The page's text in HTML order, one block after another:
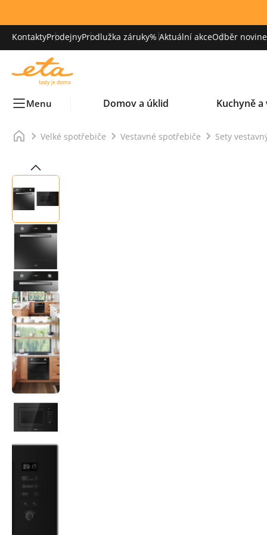
KontaktyProdejnyProdlužka záruky% Aktuální akceOdběr
Menu Domov a úklid Kuchyně
Velké spotřebiče Vestavné spotřebiče Sety